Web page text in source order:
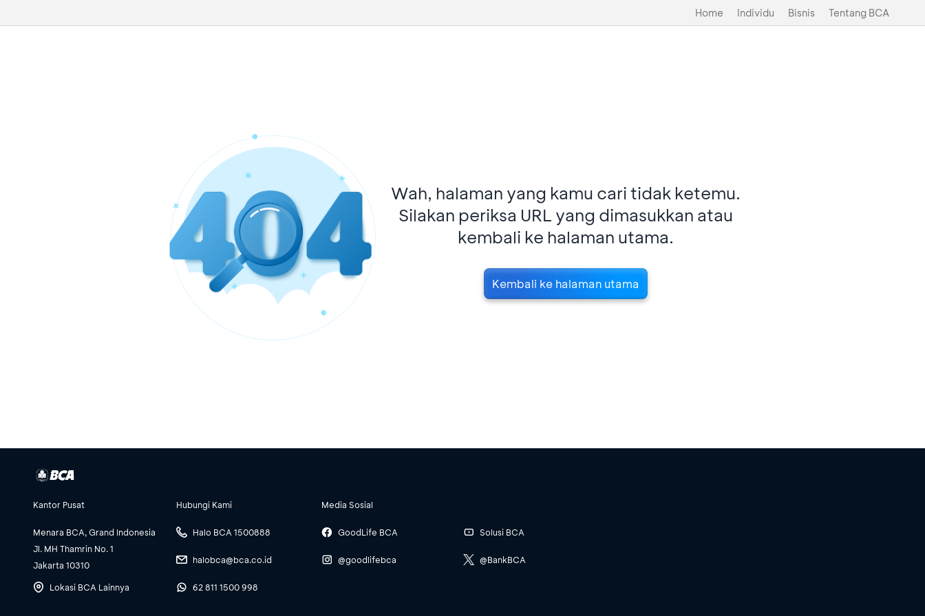
Home Individu Bisnis Tentang BCA
Wah, halaman yang kamu cari tidak ketemu.
Silakan periksa URL yang dimasukkan atau
kembali ke halaman utama.
Kembali ke halaman utama
Kantor Pusat
Menara BCA, Grand Indonesia
Jl. MH Thamrin No. 1
Jakarta 10310
Lokasi BCA Lainnya
Hubungi Kami
Halo BCA 1500888
halobca@bca.co.id
62 811 1500 998
Media Sosial
GoodLife BCA
@goodlifebca
Solusi BCA
@BankBCA